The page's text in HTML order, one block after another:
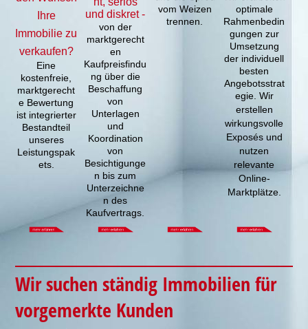
Ihre
Immobilie zu
verkaufen?
Eine
kostenfreie,
marktgerecht
e Bewertung
ist integrierter
Bestandteil
unseres
Leistungspak
ets.
und diskret -
von der
marktgerecht
en
Kaufpreisfindu
ng über die
Beschaffung
von
Unterlagen
und
Koordination
von
Besichtigunge
n bis zum
Unterzeichne
n des
Kaufvertrags.
vom Weizen
trennen.
optimale
Rahmenbedin
gungen zur
Umsetzung
der individuell
besten
Angebotsstrat
egie. Wir
erstellen
wirkungsvolle
Exposés und
nutzen
relevante
Online-
Marktplätze.
Wir suchen ständig Immobilien für
vorgemerkte Kunden